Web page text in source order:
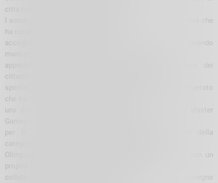
città turistica accogliente e ospitale».
I sondriesi hanno apprezzato il clima di festa e di amicizia che
ha caratterizzato la settimana di gare,
accogliendo con calore gli atleti e i tecnici e non facendo
mancare il loro supporto. Numerosi sono stati gli
apprezzamenti ricevuti dagli amministratori da parte dei
cittadini, insieme all’invito a promuovere altri eventi
sportivi di livello. Non dovranno attendere a lungo considerato
che tra meno di un anno il capoluogo sarà
una delle località scelte per ospitare i Winter World Master
Games Lombardia 2024 che porteranno in città
per la cerimonia d’inaugurazione migliaia di atleti della
categoria master. Una marcia di avvicinamento alle
Olimpiadi Milano Cortina 2026 che vedranno Sondrio con un
proprio ruolo nella promozione di iniziative
collaterali, come è avvenuto il 9 giugno scorso con il convegno